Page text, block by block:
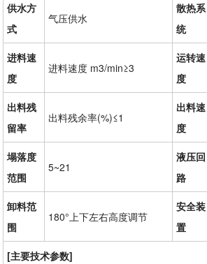
供水方
式
气压供水
散热系
统
进料速
度
进料速度 m3/min≥3
运转速
度
出料残
留率
出料残余率(%)≤1
出料速
度
塌落度
范围
5~21
液压回
路
卸料范
围
180°上下左右高度调节
安全装
置
[主要技术参数]